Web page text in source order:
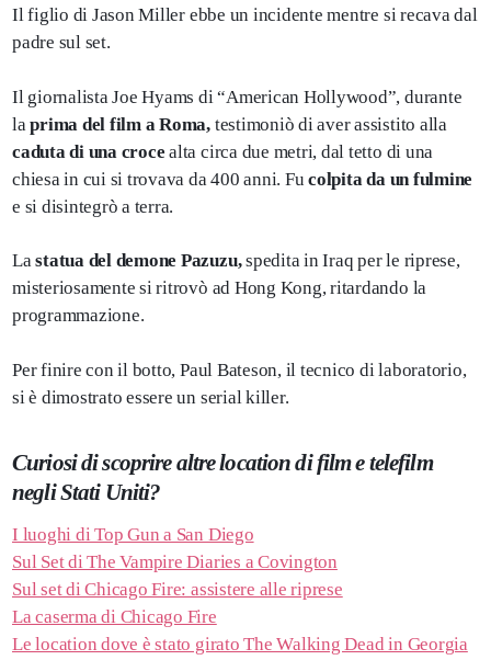
Il figlio di Jason Miller ebbe un incidente mentre si recava dal
padre sul set.
Il giornalista Joe Hyams di “American Hollywood”, durante
laprima del film a Roma, testimoniò di aver assistito alla
caduta di una croce alta circa due metri, dal tetto di una
chiesa in cui si trovava da 400 anni. Fucolpita da un fulmine
e si disintegrò a terra.
Lastatua del demone Pazuzu,spedita in Iraq per le riprese,
misteriosamente si ritrovò ad Hong Kong, ritardando la
programmazione.
Per finire con il botto, Paul Bateson, il tecnico di laboratorio,
si è dimostrato essere un serial killer.
Curiosi di scoprire altre location di film e telefilm
negli Stati Uniti?
I luoghi di Top Gun a San Diego
Sul Set di The Vampire Diaries a Covington
Sul set di Chicago Fire: assistere alle riprese
La caserma di Chicago Fire
Le location dove è stato girato The Walking Dead in Georgia